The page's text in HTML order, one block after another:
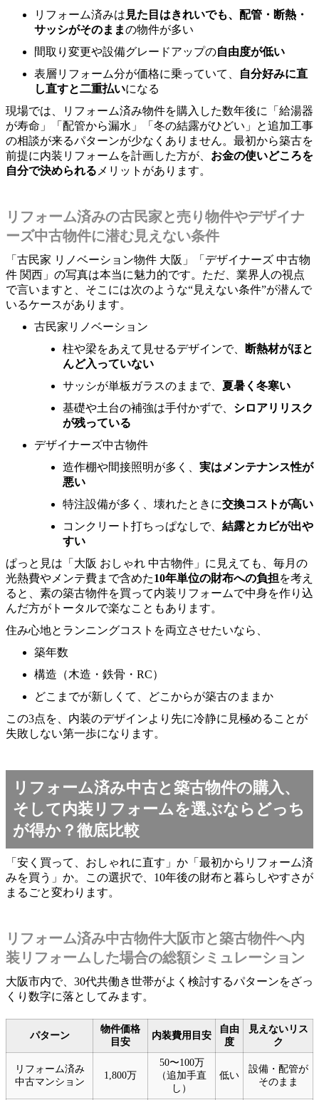
リフォーム済みは 見た目はきれいでも、配管・断熱・
サッシがそのままの物件が多い
間取り変更や設備グレードアップの自由度が低い
表層リフォーム分が価格に乗っていて、
自分好みに直
し直すと二重払いになる
現場では、リフォーム済み物件を購入した数年後に「給湯器
が寿命」「配管から漏水」「冬の結露がひどい」と追加工事
の相談が来るパターンが少なくありません。最初から築古を
前提に内装リフォームを計画した方が、 お金の使いどころを
自分で決められる メリットがあります。
リフォーム済みの古民家と売り物件やデザイナ
ーズ中古物件に潜む見えない条件
「古民家 リノベーション物件 大阪」「デザイナーズ 中古物
件 関西」の写真は本当に魅力的です。ただ、業界人の視点
で言いますと、そこには次のような“見えない条件”が潜んで
いるケースがあります。
古民家リノベーション
柱や梁をあえて見せるデザインで、
断熱材がほと
んど入っていない
サッシが単板ガラスのままで、 夏暑く冬寒い
基礎や土台の補強は手付かずで、 シロアリリスク
が残っている
デザイナーズ中古物件
造作棚や間接照明が多く、 実はメンテナンス性が
悪い
特注設備が多く、壊れたときに交換コストが高い
コンクリート打ちっぱなしで、 結露とカビが出や
すい
ぱっと見は「大阪 おしゃれ 中古物件」に見えても、毎月の
光熱費やメンテ費まで含めた10年単位の財布への負担を考え
ると、素の築古物件を買って内装リフォームで中身を作り込
んだ方がトータルで楽なこともあります。
住み心地とランニングコストを両立させたいなら、
築年数
構造（木造・鉄骨・RC）
どこまでが新しくて、どこからが築古のままか
この3点を、内装のデザインより先に冷静に見極めることが
失敗しない第一歩になります。
リフォーム済み中古と築古物件の購入、
そして内装リフォームを選ぶならどっち
が得か？徹底比較
「安く買って、おしゃれに直す」か「最初からリフォーム済
みを買う」か。この選択で、10年後の財布と暮らしやすさが
まるごと変わります。
リフォーム済み中古物件大阪市と築古物件へ内
装リフォームした場合の総額シミュレーション
大阪市内で、30代共働き世帯がよく検討するパターンをざっ
くり数字に落としてみます。
パターン
物件価格
目安
内装費用目安
自由
度
見えないリス
ク
リフォーム済み
中古マンション
1,800万
50〜100万
（追加手直
し）
低い
設備・配管が
そのまま